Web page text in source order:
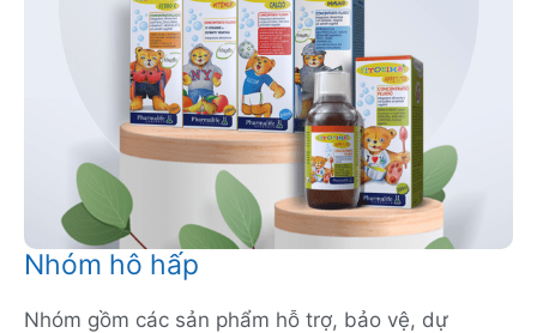
Nhóm hô hấp
Nhóm gồm các sản phẩm hỗ trợ, bảo vệ, dự